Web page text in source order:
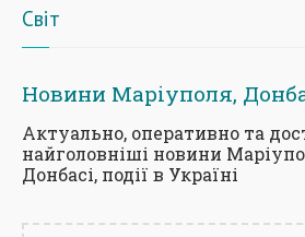
Світ
Новини Маріуполя,
Актуально, оперативно та
найголовніші новини
Донбасі, події в Україні